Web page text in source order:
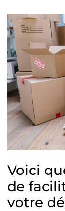
Voici
de
votre